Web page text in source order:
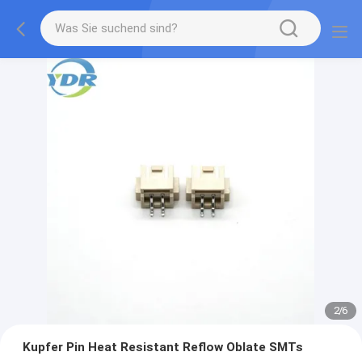
2/6
Kupfer Pin Heat Resistant Reflow Oblate SMTs